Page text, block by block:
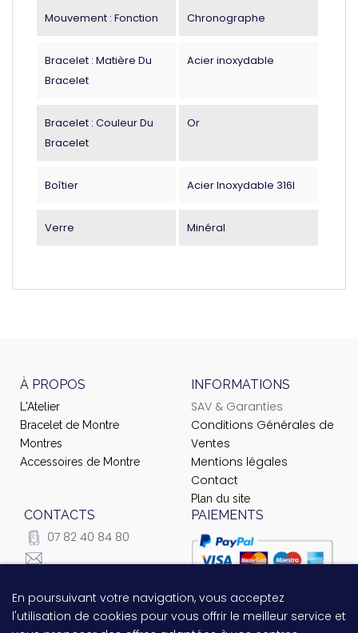
Mouvement : Fonction Chronographe
Bracelet : Matière Du
Bracelet
Acier inoxydable
Bracelet : Couleur Du
Bracelet
Or
Boîtier Acier Inoxydable 316l
Verre Minéral
À PROPOS
L'Atelier
Bracelet de Montre
Montres
Accessoires de Montre
INFORMATIONS
SAV & Garanties
Conditions Générales de
Ventes
Mentions légales
Contact
Plan du site
CONTACTS
07 82 40 84 80
104 Rue du Temple -
75003 Paris
PAIEMENTS
Questions relatives au
En poursuivant votre navigation, vous acceptez
l'utilisation de cookies pour vous offrir le meilleur service et